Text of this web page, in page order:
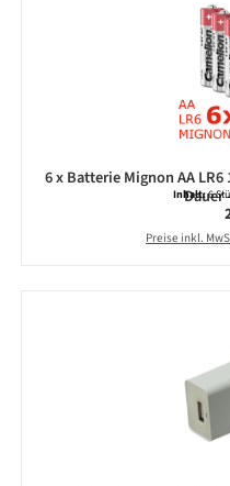
6 x Batterie Mignon AA
Dauer
Inhalt:6
Preise inkl.